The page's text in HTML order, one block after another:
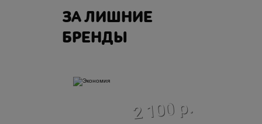
ЗА ЛИШНИЕ
БРЕНДЫ
2 100 р.